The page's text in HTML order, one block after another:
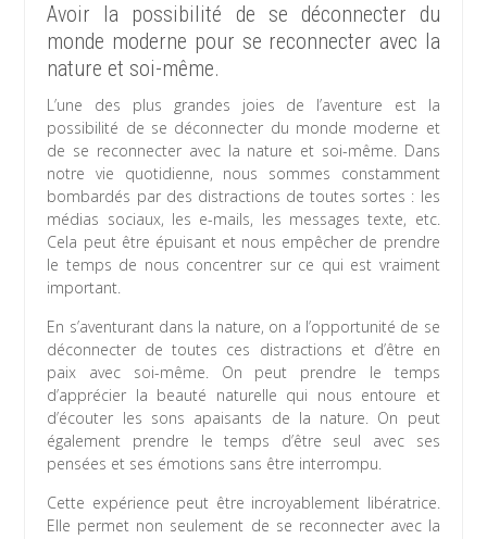
Avoir la possibilité de se déconnecter du
monde moderne pour se reconnecter avec la
nature et soi-même.
L’une des plus grandes joies de l’aventure est la
possibilité de se déconnecter du monde moderne et
de se reconnecter avec la nature et soi-même. Dans
notre vie quotidienne, nous sommes constamment
bombardés par des distractions de toutes sortes : les
médias sociaux, les e-mails, les messages texte, etc.
Cela peut être épuisant et nous empêcher de prendre
le temps de nous concentrer sur ce qui est vraiment
important.
En s’aventurant dans la nature, on a l’opportunité de se
déconnecter de toutes ces distractions et d’être en
paix avec soi-même. On peut prendre le temps
d’apprécier la beauté naturelle qui nous entoure et
d’écouter les sons apaisants de la nature. On peut
également prendre le temps d’être seul avec ses
pensées et ses émotions sans être interrompu.
Cette expérience peut être incroyablement libératrice.
Elle permet non seulement de se reconnecter avec la